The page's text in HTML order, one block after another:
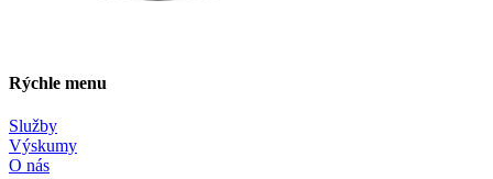
Rýchle menu
Služby
Výskumy
O nás